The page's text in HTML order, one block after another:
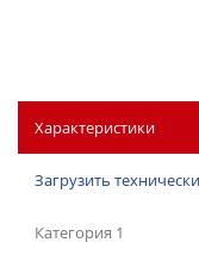
Характеристики
Загрузить
Категория 1